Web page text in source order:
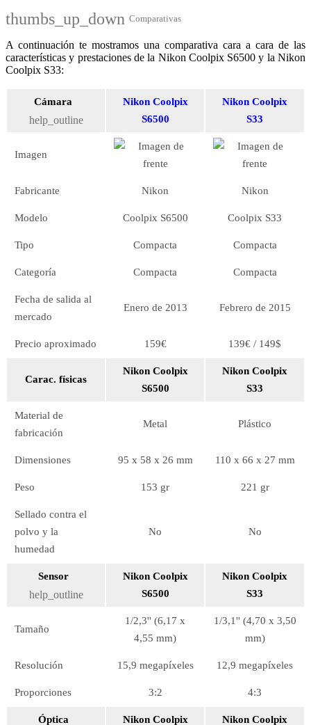
thumbs_up_down Comparativas
A continuación te mostramos una comparativa cara a cara de las
características y prestaciones de la Nikon Coolpix S6500 y la Nikon
Coolpix S33:
Cámara
help_outline
Nikon Coolpix
S6500
Nikon Coolpix
S33
Imagen
Fabricante Nikon Nikon
Modelo Coolpix S6500 Coolpix S33
Tipo Compacta Compacta
Categoría Compacta Compacta
Fecha de salida al
mercado
Enero de 2013 Febrero de 2015
Precio aproximado 159€ 139€ / 149$
Carac. físicas
Nikon Coolpix
S6500
Nikon Coolpix
S33
Material de
fabricación
Metal Plástico
Dimensiones 95 x 58 x 26 mm 110 x 66 x 27 mm
Peso 153 gr 221 gr
Sellado contra el
polvo y la
humedad
No No
Sensor
help_outline
Nikon Coolpix
S6500
Nikon Coolpix
S33
Tamaño
1/2,3'' (6,17 x
4,55 mm)
1/3,1'' (4,70 x 3,50
mm)
Resolución 15,9 megapíxeles 12,9 megapíxeles
Proporciones 3:2 4:3
Óptica
Nikon Coolpix
Nikon Coolpix